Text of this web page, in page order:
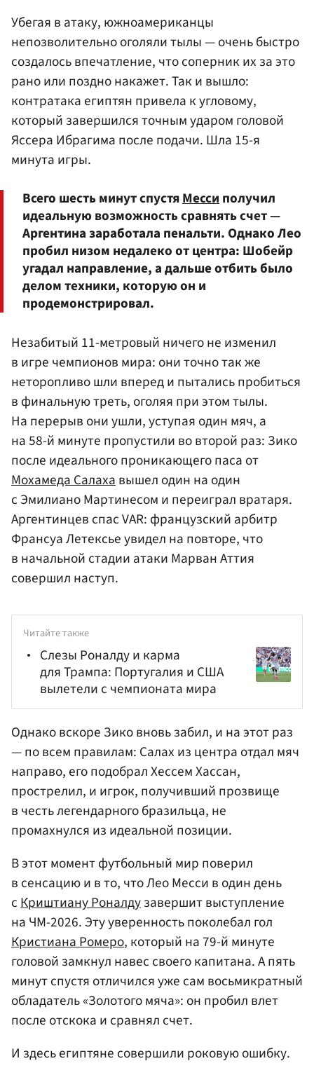
Убегая в атаку, южноамериканцы
непозволительно оголяли тылы — очень быстро
создалось впечатление, что соперник их за это
рано или поздно накажет. Так и вышло:
контратака египтян привела к угловому,
который завершился точным ударом головой
Яссера Ибрагима после подачи. Шла 15-я
минута игры.
Всего шесть минут спустяМессиполучил
идеальную возможность сравнять счет —
Аргентина заработала пенальти. Однако Лео
пробил низом недалеко от центра: Шобейр
угадал направление, а дальше отбить было
делом техники, которую он и
продемонстрировал.
Незабитый 11-метровый ничего не изменил
в игре чемпионов мира: они точно так же
неторопливо шли вперед и пытались пробиться
в финальную треть, оголяя при этом тылы.
На перерыв они ушли, уступая один мяч, а
на 58-й минуте пропустили во второй раз: Зико
после идеального проникающего паса от
Мохамеда Салахавышел один на один
с Эмилиано Мартинесом и переиграл вратаря.
Аргентинцев спас VAR: французский арбитр
Франсуа Летексье увидел на повторе, что
в начальной стадии атаки Марван Аттия
совершил наступ.
Читайте также
Слезы Роналду и карма
для Трампа: Португалия и США
вылетели с чемпионата мира
Однако вскоре Зико вновь забил, и на этот раз
— по всем правилам: Салах из центра отдал мяч
направо, его подобрал Хессем Хассан,
прострелил, и игрок, получивший прозвище
в честь легендарного бразильца, не
промахнулся из идеальной позиции.
В этот момент футбольный мир поверил
в сенсацию и в то, что Лео Месси в один день
сКриштиану Роналдузавершит выступление
на ЧМ-2026. Эту уверенность поколебал гол
Кристиана Ромеро, который на 79-й минуте
головой замкнул навес своего капитана. А пять
минут спустя отличился уже сам восьмикратный
обладатель «Золотого мяча»: он пробил влет
после отскока и сравнял счет.
И здесь египтяне совершили роковую ошибку.